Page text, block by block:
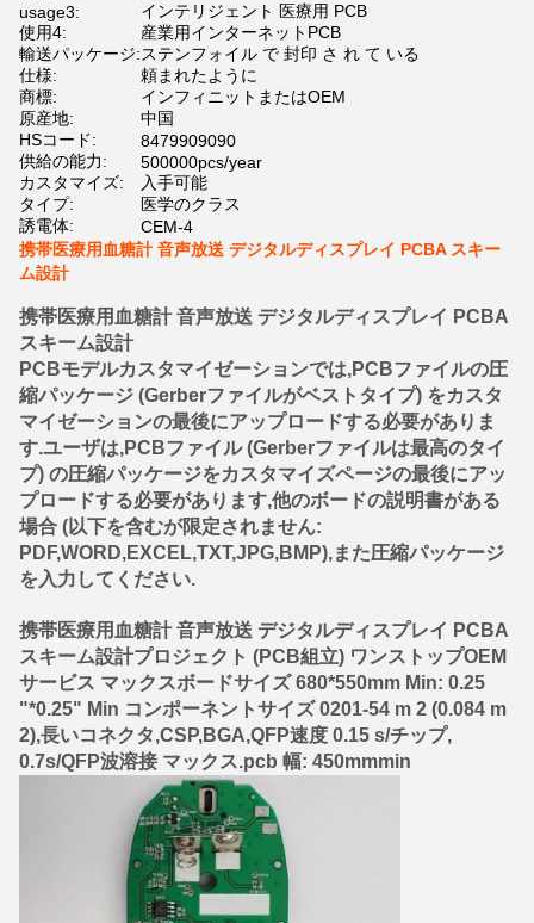
usage3:
インテリジェント 医療用 PCB
使用4:
産業用インターネットPCB
輸送パッケージ:ステンフォイル で 封印 さ れ て いる
仕様:
頼まれたように
商標:
インフィニットまたはOEM
原産地:
中国
HSコード:
8479909090
供給の能力:
500000pcs/year
カスタマイズ:
入手可能
タイプ:
医学のクラス
誘電体:
CEM-4
携帯医療用血糖計 音声放送 デジタルディスプレイ PCBA スキー
ム設計
携帯医療用血糖計 音声放送 デジタルディスプレイ PCBA
スキーム設計
PCBモデルカスタマイゼーションでは,PCBファイルの圧
縮パッケージ (Gerberファイルがベストタイプ) をカスタ
マイゼーションの最後にアップロードする必要がありま
す.ユーザは,PCBファイル (Gerberファイルは最高のタイ
プ) の圧縮パッケージをカスタマイズページの最後にアッ
プロードする必要があります,他のボードの説明書がある
場合 (以下を含むが限定されません:
PDF,WORD,EXCEL,TXT,JPG,BMP),また圧縮パッケージ
を入力してください.
携帯医療用血糖計 音声放送 デジタルディスプレイ PCBA
スキーム設計プロジェクト (PCB組立) ワンストップOEM
サービス マックスボードサイズ 680*550mm Min: 0.25
"*0.25" Min コンポーネントサイズ 0201-54 m 2 (0.084 m
2),長いコネクタ,CSP,BGA,QFP速度 0.15 s/チップ,
0.7s/QFP波溶接 マックス.pcb 幅: 450mmmin